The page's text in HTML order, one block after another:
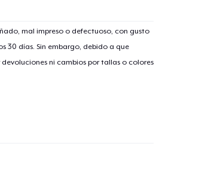
mal impreso o defectuoso, con gusto
30 días. Sin embargo, debido a que
ni cambios por tallas o colores